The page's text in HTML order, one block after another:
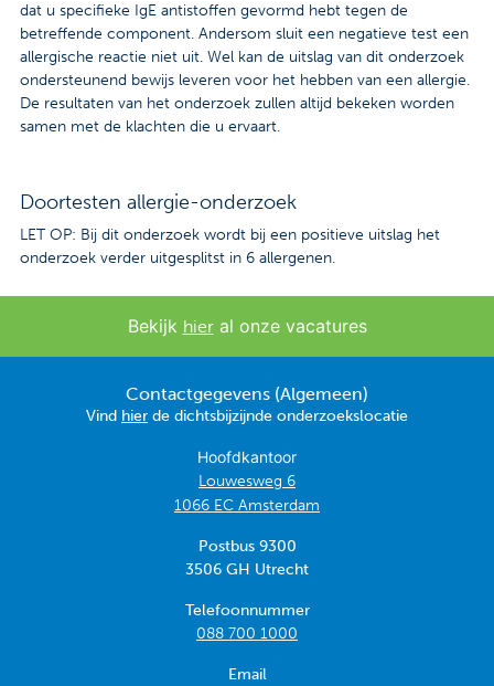
dat u specifieke IgE antistoffen gevormd hebt tegen de
betreffende component. Andersom sluit een negatieve test een
allergische reactie niet uit. Wel kan de uitslag van dit onderzoek
ondersteunend bewijs leveren voor het hebben van een allergie.
De resultaten van het onderzoek zullen altijd bekeken worden
samen met de klachten die u ervaart.
Doortesten allergie-onderzoek
LET OP: Bij dit onderzoek wordt bij een positieve uitslag het
onderzoek verder uitgesplitst in 6 allergenen.
Bekijk hieral onze vacatures
Contactgegevens (Algemeen)
Vind hier de dichtsbijzijnde onderzoekslocatie
Hoofdkantoor
Louwesweg 6
1066 EC Amsterdam
Postbus 9300
3506 GH Utrecht
Telefoonnummer
088 700 1000
Email